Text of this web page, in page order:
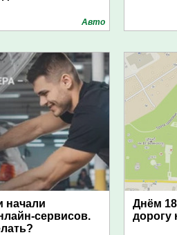
Авто
начали
сервисов.
Днём
дорогу